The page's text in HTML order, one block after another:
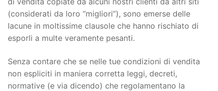
(considerati da loro “migliori”), sono emerse delle
lacune in moltissime clausole che hanno rischiato di
esporli a multe veramente pesanti.
Senza contare che se nelle tue condizioni di vendita
non espliciti in maniera corretta leggi, decreti,
normative (e via dicendo) che regolamentano la